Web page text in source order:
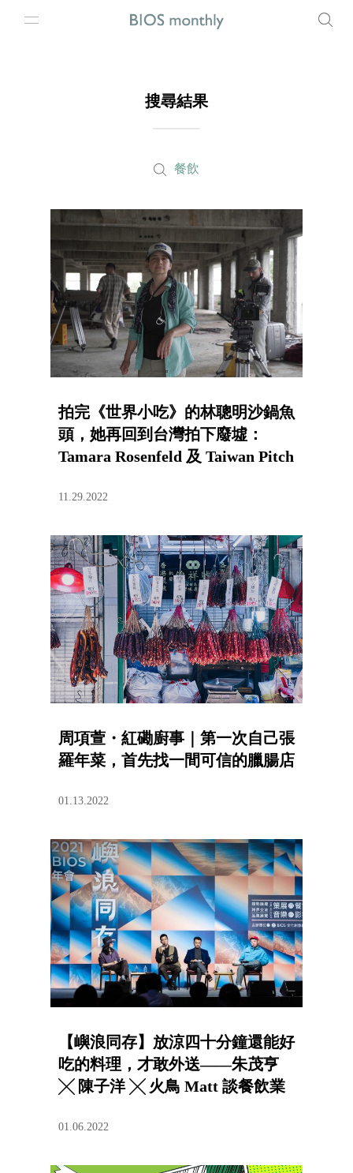
搜尋結果
餐飲
拍完《世界小吃》的林聰明沙鍋魚
頭，她再回到台灣拍下廢墟：
Tamara Rosenfeld 及 Taiwan Pitch
11.29.2022
周項萱・紅磡廚事｜第一次自己張
羅年菜，首先找一間可信的臘腸店
01.13.2022
【嶼浪同存】放涼四十分鐘還能好
吃的料理，才敢外送——朱茂亨
╳ 陳子洋 ╳ 火鳥 Matt 談餐飲業
01.06.2022